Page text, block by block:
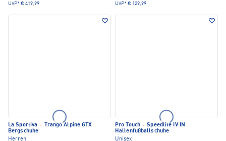
UVP* € 419,99 UVP* € 129,99
La Sportiva ·
Trango Alpine GTX
Bergschuhe
Herren
Pro Touch · Speedlite IV IN
Hallenfußballschuhe
Unisex